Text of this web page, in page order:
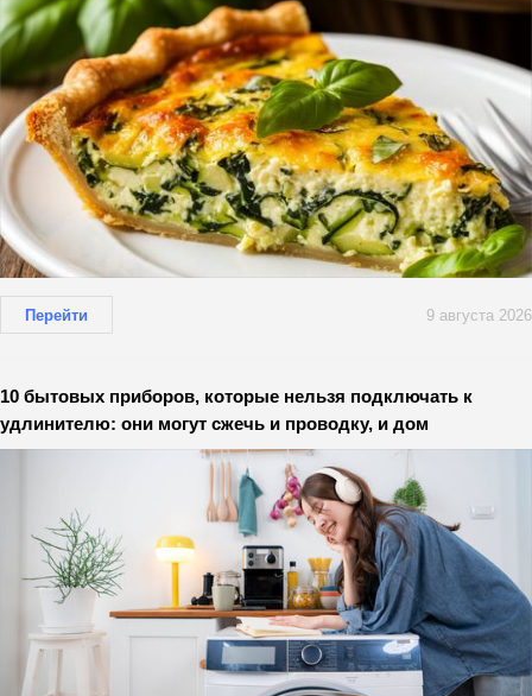
Перейти 9 августа 2026
10 бытовых приборов, которые нельзя подключать к
удлинителю: они могут сжечь и проводку, и дом